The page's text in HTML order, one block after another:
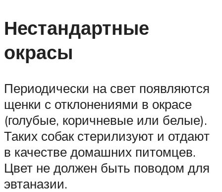
Нестандартные
окрасы
Периодически на свет появляются
щенки с отклонениями в окрасе
(голубые, коричневые или белые).
Таких собак стерилизуют и отдают
в качестве домашних питомцев.
Цвет не должен быть поводом для
эвтаназии.